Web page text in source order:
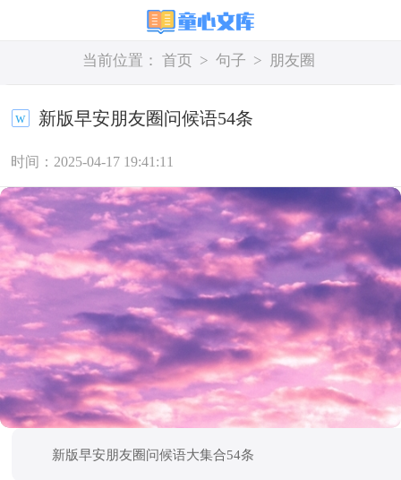
当前位置： 首页 > 句子 > 朋友圈
新版早安朋友圈问候语54条
时间：2025-04-17 19:41:11
新版早安朋友圈问候语大集合54条